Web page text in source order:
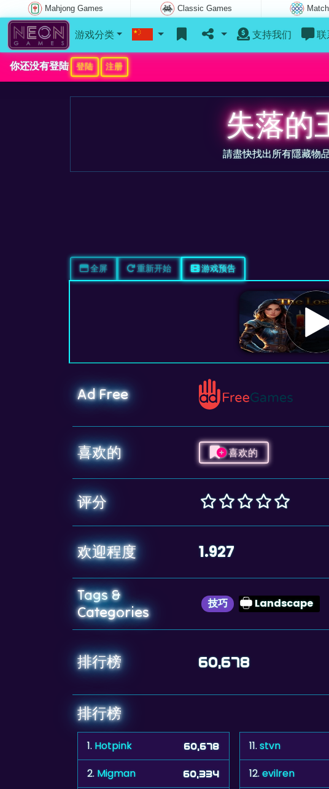
Mahjong Games Classic Games
游戏分类 支持我们 联
你还没有登陆 登陆 注册
失落的
請盡快找出所有隱藏物
全屏 重新开始 游戏预告
Ad Free
喜欢的 喜欢的
评分
欢迎程度 1.927
Tags &
Categories
技巧 Landscape
排行榜 60,678
排行榜
1. Hotpink 60,678
2. Migman 60,334
11.stvn
12.evilren